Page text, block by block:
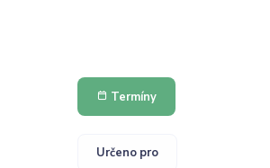
Termíny
Určeno pro